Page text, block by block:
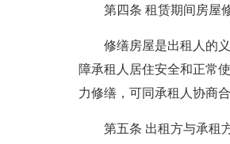
第四条 租赁期间房屋
修缮房屋是出租人的
障承租人居住安全和正常
力修缮，可同承租人协商
第五条 出租方与承租